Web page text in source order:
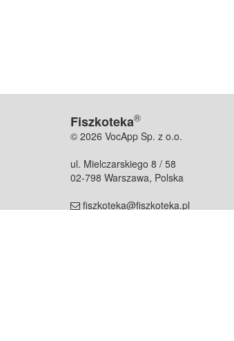
Fiszkoteka®
© 2026 VocApp Sp. z o.o.
ul. Mielczarskiego 8 / 58
02-798 Warszawa, Polska
fiszkoteka@fiszkoteka.pl